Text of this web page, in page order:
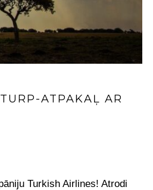
ATPAKAĻ AR
Turkish Airlines! Atrodi